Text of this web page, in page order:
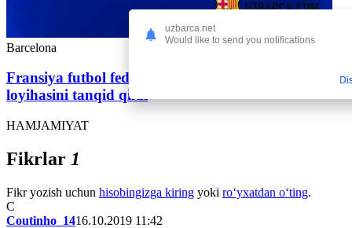
Barcelona
Fransiya futbol federasiyasi FIFAning yangi
loyihasini tanqid qildi
HAMJAMIYAT
Fikrlar 1
Fikr yozish uchun hisobingizga kiring yoki ro‘yxatdan o‘ting.
C
Coutinho_1416.10.2019 11:42
uzbarca.net
Would like to send you notifications